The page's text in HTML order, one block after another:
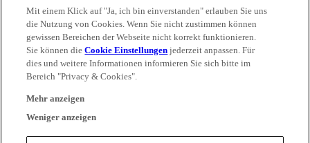
Mit einem Klick auf "Ja, ich bin einverstanden" erlauben Sie uns
die Nutzung von Cookies. Wenn Sie nicht zustimmen können
gewissen Bereichen der Webseite nicht korrekt funktionieren.
Sie können dieCookie Einstellungen jederzeit anpassen. Für
dies und weitere Informationen informieren Sie sich bitte im
Bereich "Privacy & Cookies".
Mehr anzeigen
Weniger anzeigen